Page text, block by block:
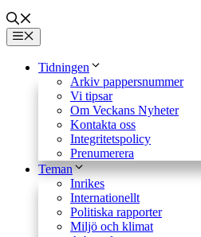
Meny
Tidningen
Arkiv pappersnummer
Vi tipsar
Om Veckans Nyheter
Kontakta oss
Integritetspolicy
Prenumerera
Teman
Inrikes
Internationellt
Politiska rapporter
Miljö och klimat